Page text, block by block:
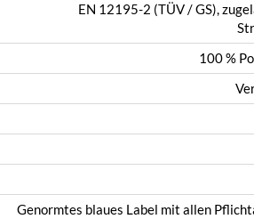
EN 12195-2 (TÜV / GS),
100 %
Genormtes blaues Label mit allen